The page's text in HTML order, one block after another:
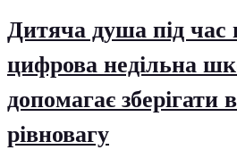
Дитяча душа під час
цифрова недільна
допомагає зберігати
рівновагу